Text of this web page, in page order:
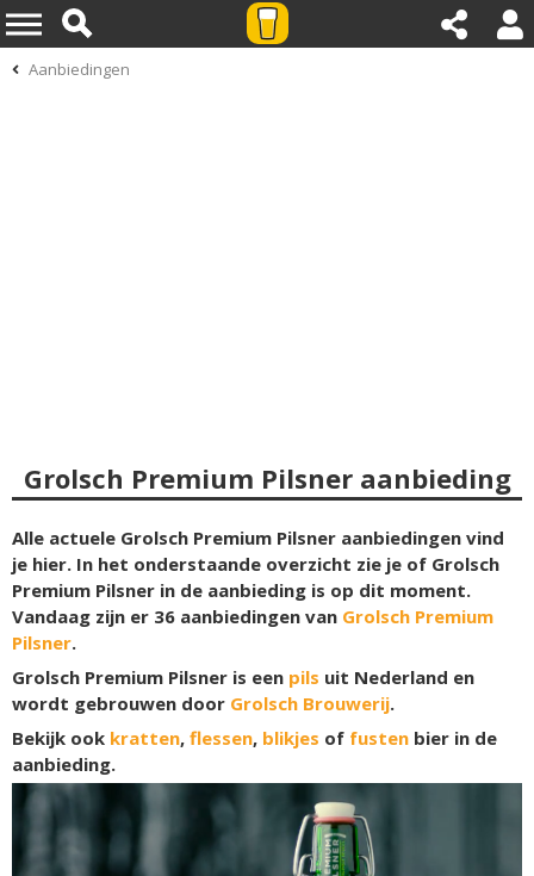
Aanbiedingen
Grolsch Premium Pilsner aanbieding
Alle actuele Grolsch Premium Pilsner aanbiedingen vind
je hier. In het onderstaande overzicht zie je of Grolsch
Premium Pilsner in de aanbieding is op dit moment.
Vandaag zijn er 36 aanbiedingen van Grolsch Premium
Pilsner.
Grolsch Premium Pilsner is een pils uit Nederland en
wordt gebrouwen door Grolsch Brouwerij.
Bekijk ook kratten, flessen, blikjes of fusten bier in de
aanbieding.